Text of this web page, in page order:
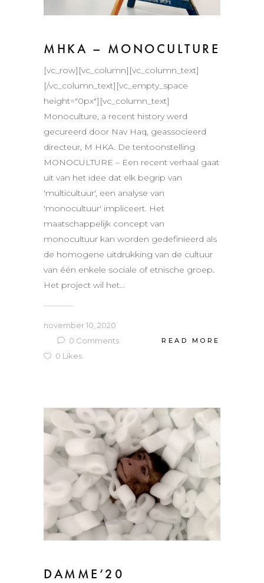
MHKA – MONOCULTURE
[vc_row][vc_column][vc_column_text]
[/vc_column_text][vc_empty_space
height="0px"][vc_column_text]
Monoculture, a recent history werd
gecureerd door Nav Haq, geassocieerd
directeur, M HKA. De tentoonstelling
MONOCULTURE – Een recent verhaal gaat
uit van het idee dat elk begrip van
'multicultuur', een analyse van
'monocultuur' impliceert. Het
maatschappelijk concept van
monocultuur kan worden gedefinieerd als
de homogene uitdrukking van de cultuur
van één enkele sociale of etnische groep.
Het project wil het...
november 10, 2020
0 Comments
0 Likes
READ MORE
DAMME’20